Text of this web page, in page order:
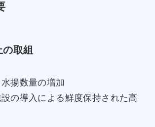
取組
揚数量の増加
の導入による鮮度保持された高